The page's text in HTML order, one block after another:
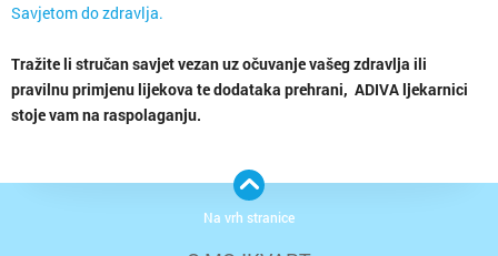
Savjetom do zdravlja.
Tražite li stručan savjet vezan uz očuvanje vašeg zdravlja ili
pravilnu primjenu lijekova te dodataka prehrani, ADIVA ljekarnici
stoje vam na raspolaganju.
Na vrh stranice